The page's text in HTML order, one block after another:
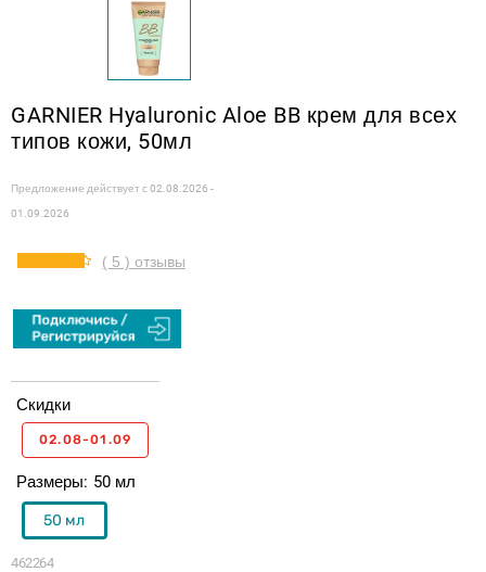
GARNIER Hyaluronic Aloe BB крем для всех
типов кожи, 50мл
Предложение действует с02.08.2026 -
01.09.2026
( 5 ) отзывы
462264
Размеры 50 мл
50 мл
Скидки
02.08-01.09